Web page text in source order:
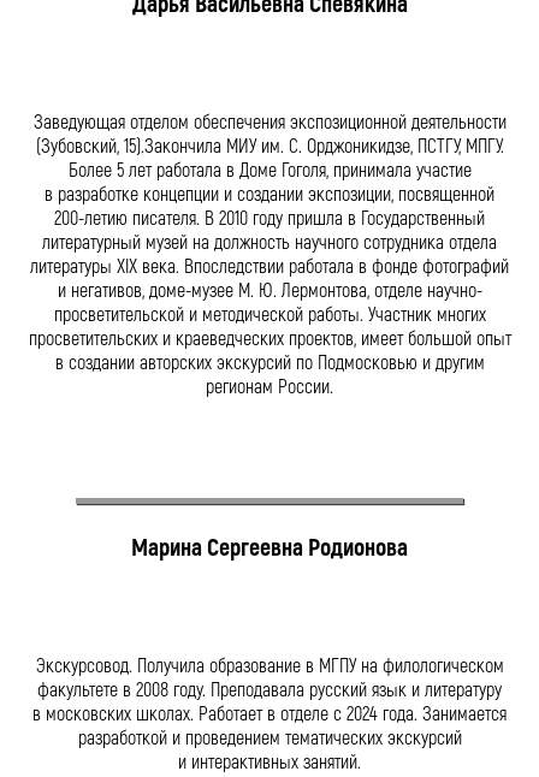
Заведующая отделом обеспечения экспозиционной деятельности
(Зубовский, 15).Закончила МИУ им. С. Орджоникидзе, ПСТГУ, МПГУ.
Более 5 лет работала в Доме Гоголя, принимала участие
в разработке концепции и создании экспозиции, посвященной
200-летию писателя. В 2010 году пришла в Государственный
литературный музей на должность научного сотрудника отдела
литературы XIX века. Впоследствии работала в фонде фотографий
и негативов, доме-музее М. Ю. Лермонтова, отделе научно-
просветительской и методической работы. Участник многих
просветительских и краеведческих проектов, имеет большой опыт
в создании авторских экскурсий по Подмосковью и другим
регионам России.
Марина Сергеевна Родионова
Экскурсовод. Получила образование в МГПУ на филологическом
факультете в 2008 году. Преподавала русский язык и литературу
в московских школах. Работает в отделе с 2024 года. Занимается
разработкой и проведением тематических экскурсий
и интерактивных занятий.